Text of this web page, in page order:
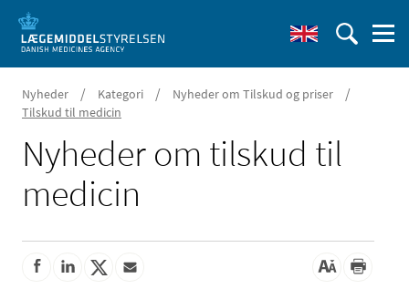
Nyheder / Kategori / Nyheder om Tilskud og priser /
Tilskud til medicin
Nyheder om tilskud til
medicin